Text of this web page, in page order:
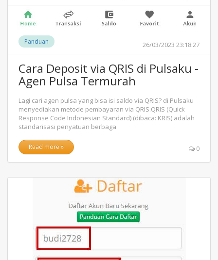
Panduan 26/03/2023 23:18:27
Cara Deposit via QRIS di Pulsaku -
Agen Pulsa Termurah
Lagi cari agen pulsa yang bisa isi saldo via QRIS? di Pulsaku
menyediakan metode pembayaran via QRIS.QRIS (Quick
Response Code Indonesian Standard) (dibaca: KRIS) adalah
standarisasi penyatuan berbaga
Read more » 0